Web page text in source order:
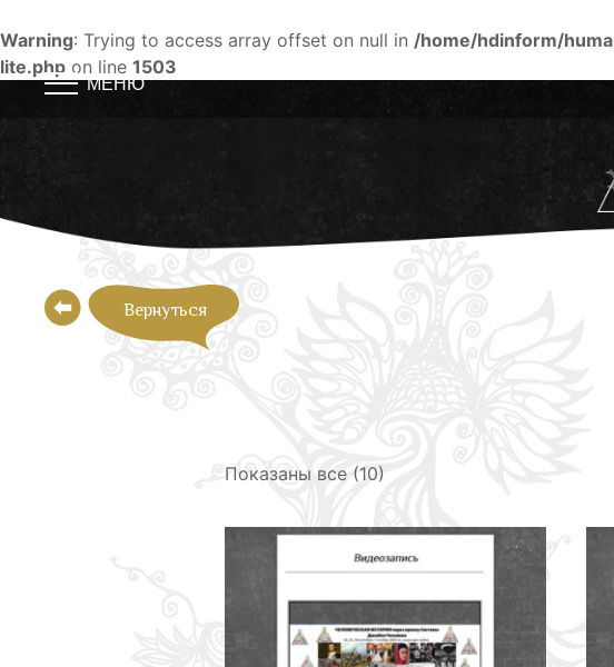
Warning: Trying to access array offset on null in /home/hdinform/
lite.php on line 1503
МЕНЮ
Вернуться
Показаны все (10)
недавние